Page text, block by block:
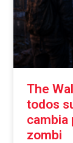
The
todos
cambia
zombi